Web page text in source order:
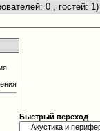
0 , гостей: 1)
Быстрый переход